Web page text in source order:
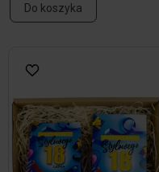
Do koszyka